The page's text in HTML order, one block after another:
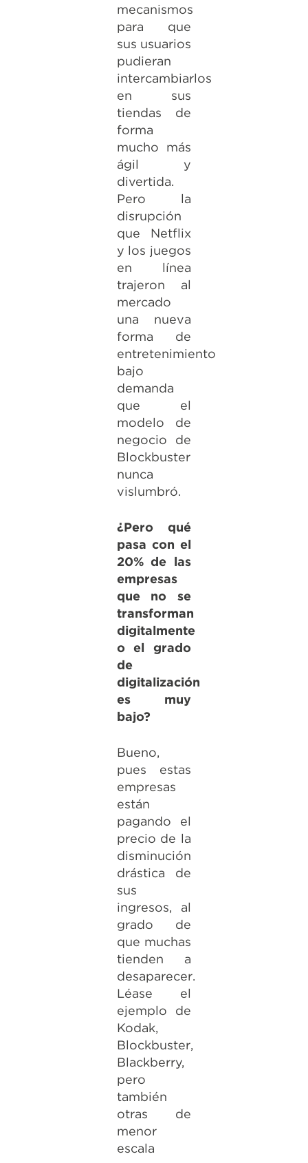
mecanismos
para que
sus usuarios
pudieran
intercambiarlos
en sus
tiendas de
forma
mucho más
ágil y
divertida.
Pero la
disrupción
que Netflix
y los juegos
en línea
trajeron al
mercado
una nueva
forma de
entretenimiento
bajo
demanda
que el
modelo de
negocio de
Blockbuster
nunca
vislumbró.
¿Pero qué
pasa con el
20% de las
empresas
que no se
transforman
digitalmente
o el grado
de
digitalización
es muy
bajo?
Bueno,
pues estas
empresas
están
pagando el
precio de la
disminución
drástica de
sus
ingresos, al
grado de
que muchas
tienden a
desaparecer.
Léase el
ejemplo de
Kodak,
Blockbuster,
Blackberry,
pero
también
otras de
menor
escala